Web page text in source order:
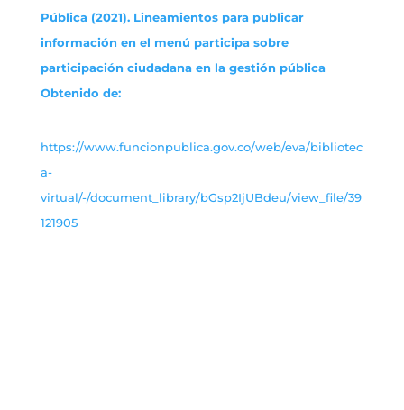
Pública (2021). Lineamientos para publicar
información en el menú participa sobre
participación ciudadana en la gestión pública
Obtenido de:
https://www.funcionpublica.gov.co/web/eva/bibliotec
a-
virtual/-/document_library/bGsp2IjUBdeu/view_file/39
121905